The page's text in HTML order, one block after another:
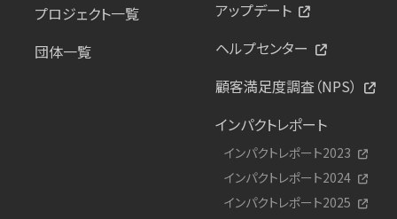
プロジェクト一覧
団体一覧
アップデート
ヘルプセンター
顧客満足度調査（NPS）
インパクトレポート
インパクトレポート2023
インパクトレポート2024
インパクトレポート2025